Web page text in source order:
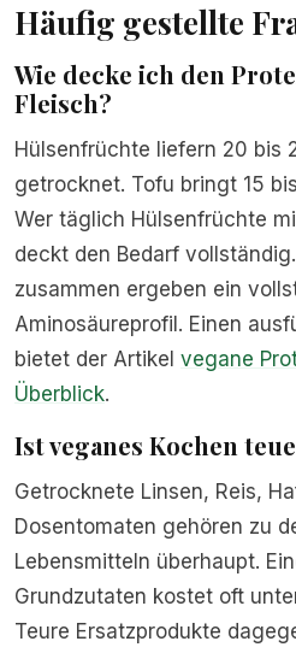
Häufig gestellte
Wie decke ich den
Fleisch?
Hülsenfrüchte liefern 20 bis
getrocknet. Tofu bringt 15
Wer täglich Hülsenfrüchte
deckt den Bedarf
zusammen ergeben ein
Aminosäureprofil. Einen
bietet der Artikel vegane
Überblick.
Ist veganes Kochen
Getrocknete Linsen, Reis,
Dosentomaten gehören zu
Lebensmitteln überhaupt.
Grundzutaten kostet oft
Teure Ersatzprodukte